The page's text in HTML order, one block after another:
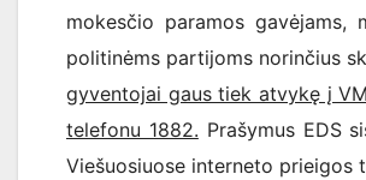
mokesčio paramos gavėjams,
politinėms partijoms norinčius
gyventojai gaus tiek atvykę į
telefonu 1882. Prašymus EDS
Viešuosiuose interneto prieigos